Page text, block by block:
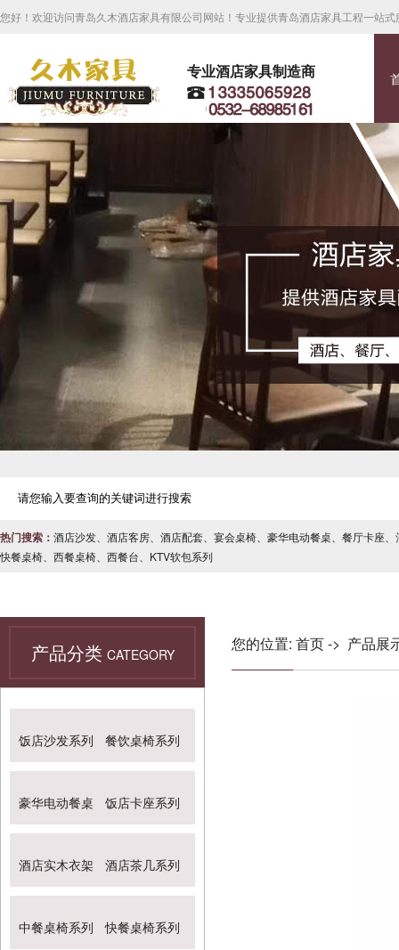
您好！欢迎访问青岛久木酒店家具有限公司网站！专业提供青岛酒店家具工程一站式
专业酒店家具制造商
热门搜索： 酒店沙发 酒店客房 酒店配套 宴会桌椅 豪华电动餐桌 餐厅卡座
快餐桌椅
西餐桌椅 西餐台 KTV软包系列
产品分类 CATEGORY
饭店沙发系列 餐饮桌椅系列
豪华电动餐桌 饭店卡座系列
酒店实木衣架 酒店茶几系列
中餐桌椅系列 快餐桌椅系列
您的位置: 首页-> 产品展